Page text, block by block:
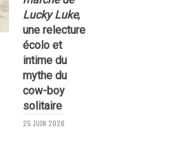
Lucky Luke,
une relecture
écolo et
intime du
mythe du
cow-boy
solitaire
25 JUIN 2026